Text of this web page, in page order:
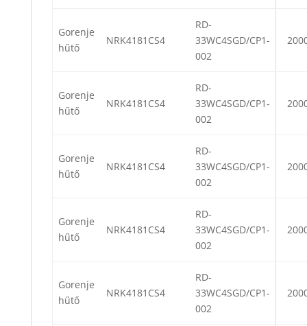
Gorenje
hűtő
NRK4181CS4
RD-
33WC4SGD/CP1-
002
Gorenje
hűtő
NRK4181CS4
RD-
33WC4SGD/CP1-
002
Gorenje
hűtő
NRK4181CS4
RD-
33WC4SGD/CP1-
002
Gorenje
hűtő
NRK4181CS4
RD-
33WC4SGD/CP1-
002
Gorenje
hűtő
NRK4181CS4
RD-
33WC4SGD/CP1-
002